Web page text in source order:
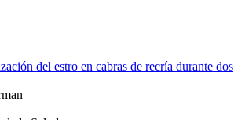
del estro en cabras de recría durante dos